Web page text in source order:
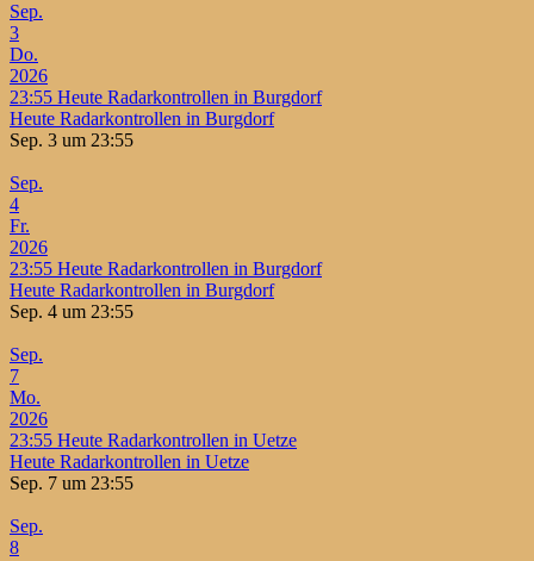
Sep.
3
Do.
2026
23:55 Heute Radarkontrollen in Burgdorf
Heute Radarkontrollen in Burgdorf
Sep. 3 um 23:55
Sep.
4
Fr.
2026
23:55 Heute Radarkontrollen in Burgdorf
Heute Radarkontrollen in Burgdorf
Sep. 4 um 23:55
Sep.
7
Mo.
2026
23:55 Heute Radarkontrollen in Uetze
Heute Radarkontrollen in Uetze
Sep. 7 um 23:55
Sep.
8